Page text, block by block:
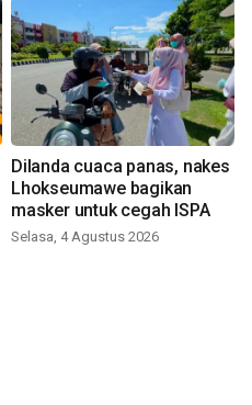
Dilanda cuaca panas, nakes
Lhokseumawe bagikan
masker untuk cegah ISPA
Selasa, 4 Agustus 2026